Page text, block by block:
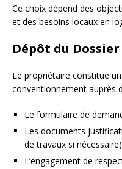
Ce choix dépend des
et des besoins locaux en
Dépôt du Dossier
Le propriétaire constitue
conventionnement auprès
Le formulaire de
Les documents
de travaux si nécessaire)
L’engagement de